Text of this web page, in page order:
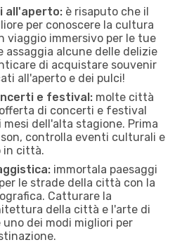
all'aperto: è risaputo che il
per conoscere la cultura
viaggio immersivo per le tue
assaggia alcune delle delizie
di acquistare souvenir
all'aperto e dei pulci!
e festival: molte città
di concerti e festival
dell'alta stagione. Prima
controlla eventi culturali e
in città.
immortala paesaggi
le strade della città con la
Catturare la
della città e l'arte di
uno dei modi migliori per